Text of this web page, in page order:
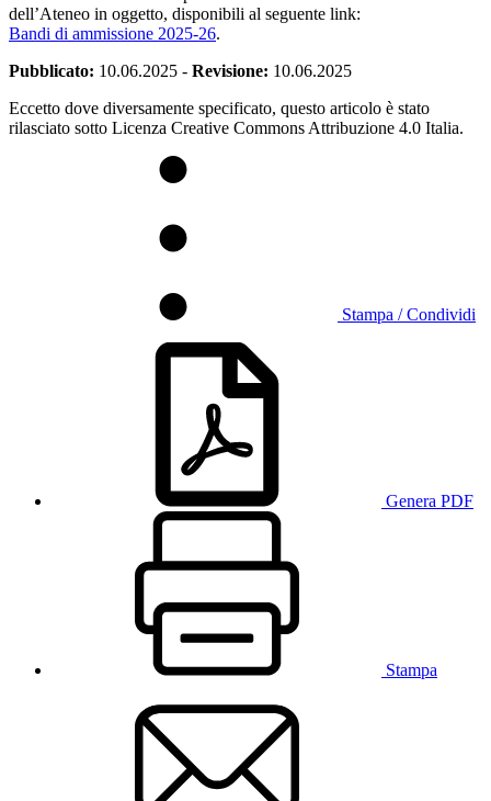
dell’Ateneo in oggetto, disponibili al seguente link:
Bandi di ammissione 2025-26.
Pubblicato: 10.06.2025 - Revisione: 10.06.2025
Eccetto dove diversamente specificato, questo articolo è stato
rilasciato sotto Licenza Creative Commons Attribuzione 4.0 Italia.
Stampa / Condividi
Genera PDF
Stampa